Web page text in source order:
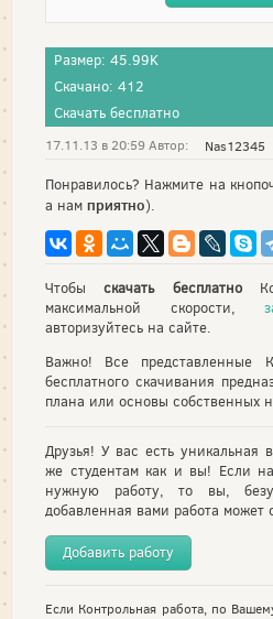
Размер: 45.99K
Скачано: 412
Скачать бесплатно
17.11.13 в 20:59 Автор: Nas12345
Понравилось? Нажмите на
а нам приятно).
Чтобыскачать бесплатно
максимальной скорости,
авторизуйтесь на сайте.
Важно! Все представленные
бесплатного скачивания
плана или основы собственных
Друзья! У вас есть уникальная
же студентам как и вы! Если
нужную работу, то вы,
добавленная вами работа может
Добавить работу
Если Контрольная работа, по